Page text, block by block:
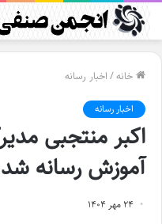
خانه/ اخبار رسانه
اخبار رسانه
اکبر منتجبی
آموزش رسانه شد
۲۴ مهر ۱۴۰۴